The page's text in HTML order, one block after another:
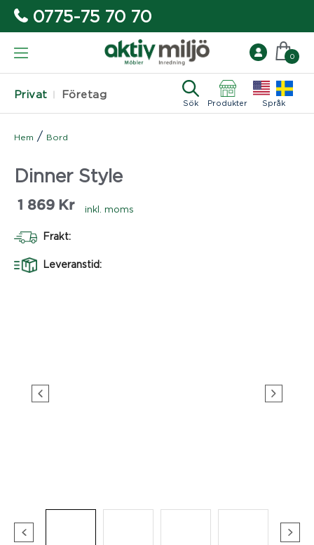
0775-75 70 70
Privat Företag
Sök Produkter Språk
0
Hem / Bord
Dinner Style
1 869 Kr inkl. moms
Frakt:
Leveranstid: